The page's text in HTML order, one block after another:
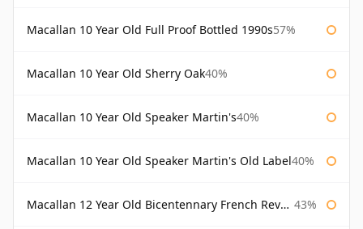
Macallan 10 Year Old Full Proof Bottled 1990s57%
Macallan 10 Year Old Sherry Oak40%
Macallan 10 Year Old Speaker Martin's40%
Macallan 10 Year Old Speaker Martin's Old Label40%
Macallan 12 Year Old Bicentennary French Revolution 43%